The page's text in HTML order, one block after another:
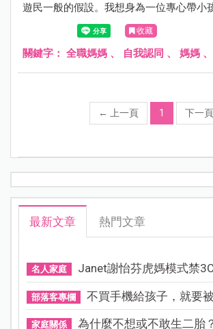
遊民一般的假設。我想身為一位專心帶小
為了這種事情感到稍微自卑跟糾結。其實
都只是過眼雲煙，不需要看得這麼認真。
收藏
關鍵字： 全職媽媽 、 自我認同 、 媽媽 、
← 上一頁 1 下一頁
最新文章 熱門文章
名人家庭 Janet謝怡芬虎媽模式禁
部落客專欄 不買手機給孩子，就要
家庭關係 為什麼不想或不敢生二胎